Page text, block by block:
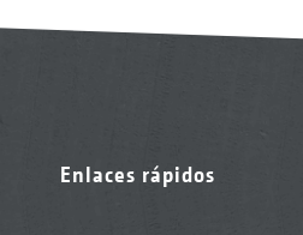
Enlaces rápidos